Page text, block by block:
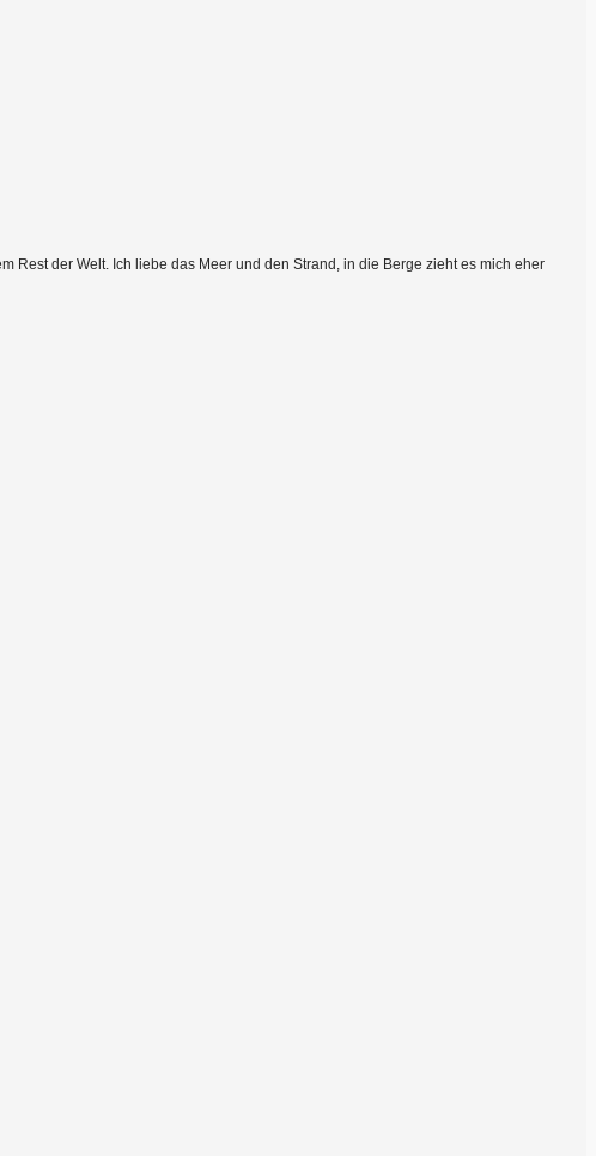
Rest der Welt. Ich liebe das Meer und den Strand, in die Berge zieht es mich eher